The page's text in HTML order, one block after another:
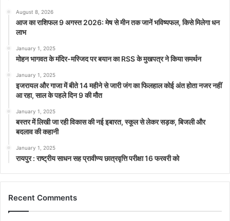
August 8, 2026
आज का राशिफल 9 अगस्त 2026: मेष से मीन तक जानें भविष्यफल, किसे मिलेगा धन
लाभ
January 1, 2025
मोहन भागवत के मंदिर-मस्जिद पर बयान का RSS के मुखपत्र ने किया समर्थन
January 1, 2025
इजरायल और गाजा में बीते 14 महीने से जारी जंग का फिलहाल कोई अंत होता नजर नहीं
आ रहा, साल के पहले दिन 9 की मौत
January 1, 2025
बस्तर में लिखी जा रही विकास की नई इबारत, स्कूल से लेकर सड़क, बिजली और
बदलाव की कहानी
January 1, 2025
रायपुर : राष्ट्रीय साधन सह प्रावीण्य छात्रवृत्ति परीक्षा 16 फरवरी को
Recent Comments